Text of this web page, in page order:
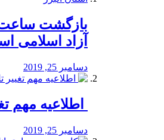
بازگشت ساعت
آزاد اسلامی
دسامبر 25, 2019
اطلاعیه مهم
دسامبر 25, 2019